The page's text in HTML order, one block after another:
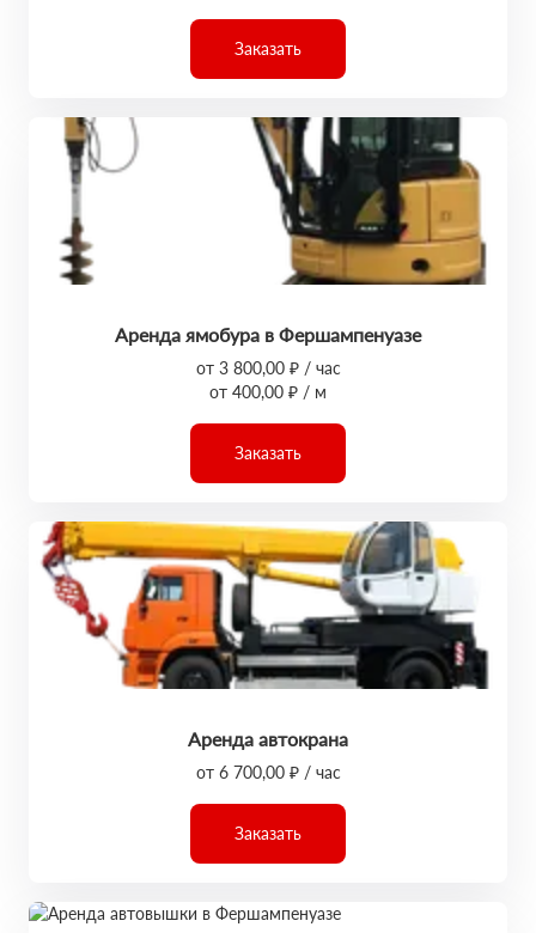
Заказать
Аренда ямобура в Фершампенуазе
от 3 800,00 ₽ / час
от 400,00 ₽ / м
Заказать
Аренда автокрана
от 6 700,00 ₽ / час
Заказать